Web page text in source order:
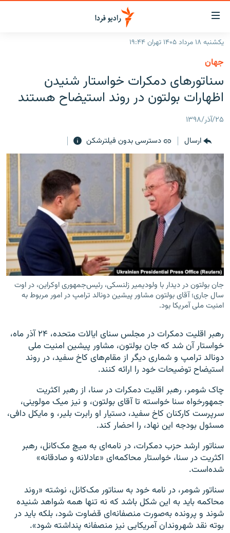
لینک‌های
قابلیت
دسترسی
بازگشت
منوی
اصلی
رفتن
صفحه
جستجو
ایران
جهان
برنامه‌های رادیویی
فرکانس‌ها
پادکست
چندرسانه‌ای
گزارش‌های تصویری
گزارش‌های ویدئویی
زنان فردا
English
به ما بپیوندید
زبان‌های دیگر
یکشنبه ۱۸ مرداد ۱۴۰۵ تهران ۱۹:۴۴
جهان
سناتورهای دمکرات خواستار شنیدن
اظهارات بولتون در روند استیضاح هستند
۲۵/آذر/۱۳۹۸
ارسال
دسترسی بدون فیلترشکن
جان بولتون در دیدار با ولودیمیر زلنسکی، رئیس‌جمهوری اوکراین، در اوت
سال جاری؛ آقای بولتون مشاور پیشین دونالد ترامپ در امور مربوط به
امنیت ملی آمریکا بود.
رهبر اقلیت دمکرات در مجلس سنای ایالات متحده، ۲۴ آذر ماه،
خواستار آن شد که جان بولتون، مشاور پیشین امنیت ملی
دونالد ترامپ و شماری دیگر از مقام‌های کاخ سفید، در روند
استیضاح توضیحات خود را ارائه کنند.
چاک شومر، رهبر اقلیت دمکرات در سنا، از رهبر اکثریت
جمهور‌خواه سنا خواسته تا آقای بولتون، و نیز میک مولوینی،
سرپرست کارکنان کاخ سفید، دستیار او رابرت بلیر، و مایکل دافی،
مسئول بودجه این نهاد، را احضار کند.
سناتور ارشد حزب دمکرات، در نامه‌ای به میچ مک‌کانل، رهبر
اکثریت در سنا، خواستار محاکمه‌ای «عادلانه و صادقانه»
شده‌است.
سناتور شومر، در نامه خود به سناتور مک‌کانل، نوشته «روند
محاکمه باید به این شکل باشد که نه تنها همه شواهد شنیده
شوند و پرونده به‌صورت منصفانه‌ای قضاوت شود، بلکه باید در
بوته نقد شهروندان آمریکایی نیز منصفانه پنداشته شود».